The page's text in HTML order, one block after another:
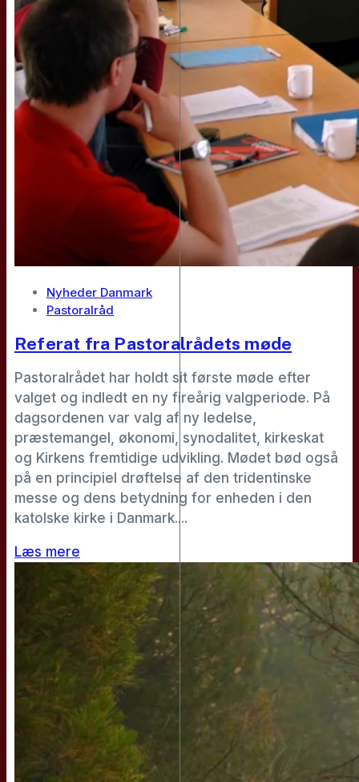
Nyheder Danmark
Pastoralråd
Referat fra Pastoralrådets møde
Pastoralrådet har holdt sit første møde efter
valget og indledt en ny fireårig valgperiode. På
dagsordenen var valg af ny ledelse,
præstemangel, økonomi, synodalitet, kirkeskat
og Kirkens fremtidige udvikling. Mødet bød også
på en principiel drøftelse af den tridentinske
messe og dens betydning for enheden i den
katolske kirke i Danmark....
Læs mere